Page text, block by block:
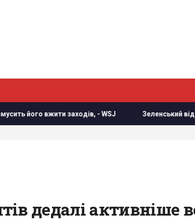
- WSJ Зеленський відреагував на
дедалі активніше